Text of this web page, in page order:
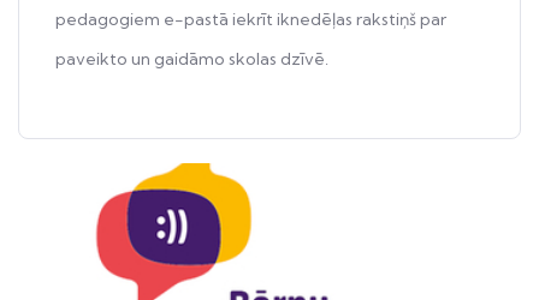
pedagogiem e-pastā iekrīt iknedēļas rakstiņš par
paveikto un gaidāmo skolas dzīvē.